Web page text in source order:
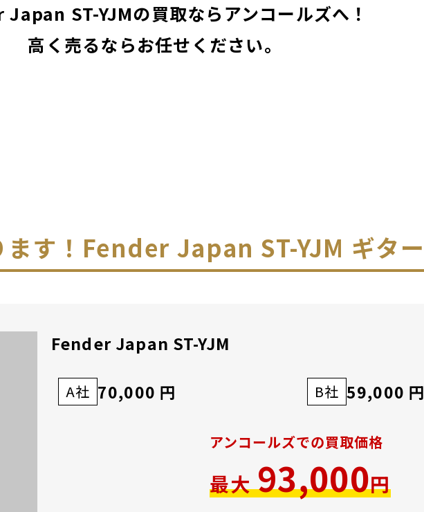
ST-YJMの買取ならアンコールズへ！
高く売るならお任せください。
す！ Fender Japan ST-YJM ギター
Fender Japan ST-YJM
A社 70,000 円 B社 59,000 円
アンコールズでの買取価格
最大 93,000円